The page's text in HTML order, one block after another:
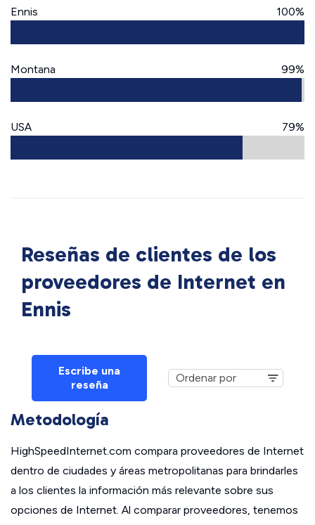
Ennis 100%
Montana 99%
USA 79%
Reseñas de clientes de los
proveedores de Internet en
Ennis
Escribe una
reseña
Metodología
HighSpeedInternet.com compara proveedores de Internet
dentro de ciudades y áreas metropolitanas para brindarles
a los clientes la información más relevante sobre sus
opciones de Internet. Al comparar proveedores, tenemos